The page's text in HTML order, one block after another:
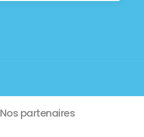
Nos partenaires